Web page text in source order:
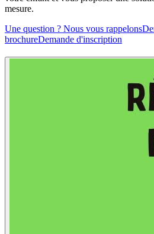
mesure.
Une question ? Nous vous rappelons
brochureDemande d'inscription